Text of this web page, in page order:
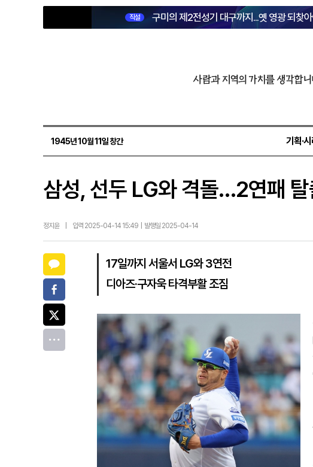
직설 구미의 제2전성기 대구까지...옛 영광 되찾
사람과 지역의 가치를 생각합
1945년 10월 11일 창간 기획·
삼성, 선두 LG와 격돌…2연패
정지윤 입력 2025-04-14 15:49 | 발행일 2025-04-14
17일까지 서울서 LG와 3연전
디아즈·구자욱 타격부활 조짐